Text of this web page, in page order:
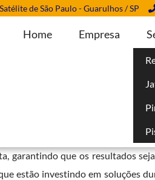
de São Paulo - Guarulhos / SP
Home Empresa
em Santana
compromisso com a inovação e
garantindo que os resultados
estão investindo em soluções